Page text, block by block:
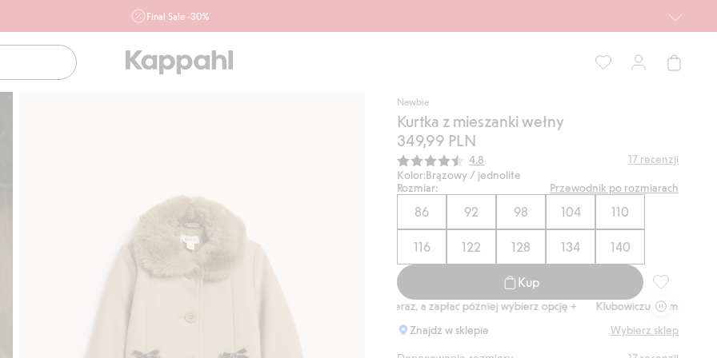
Final Sale -30%
ofertę, również z działu outlet do 10.8 w sklepach Kappahl i
Newbie oraz na kappahl.com. Ofert nie łączymy
Newbie
Kurtka z mieszanki wełny
349,99 PLN
Średnia ocena:
4.8 17 recenzji
Kolor:Brązowy / jednolite
Rozmiar:
Przewodnik po rozmiarach
86 92 98 104 110
116 122 128 134 140
Kup
Kurtka z
Kup teraz, a zapłać później wybierz opcję +
Klubowiczu darmowa dostawa od
Znajdź w sklepie
Wybierz sklep